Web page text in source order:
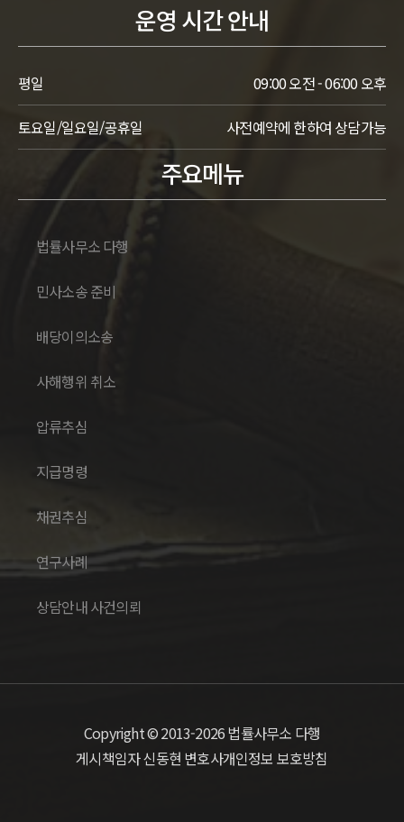
운영 시간 안내
평일 09:00 오전 - 06:00 오후
토요일/일요일/공휴일 사전예약에 한하여 상담가능
주요메뉴
법률사무소 다행
민사소송 준비
배당이의소송
사해행위 취소
압류추심
지급명령
채권추심
연구사례
상담안내 사건의뢰
Copyright © 2013-2026 법률사무소 다행
게시책임자 신동현 변호사개인정보 보호방침